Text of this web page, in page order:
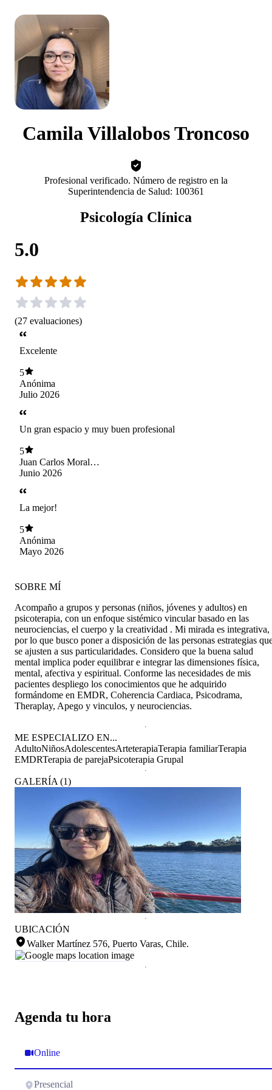
Camila Villalobos Troncoso
Profesional verificado. Número de registro en la
Superintendencia de Salud: 100361
Psicología Clínica
5.0
(27 evaluaciones)
Excelente
5
Anónima
Julio 2026
Un gran espacio y muy buen profesional
5
Juan Carlos Morales
Duran
Junio 2026
La mejor!
5
Anónima
Mayo 2026
Agenda tu hora
Online
Presencial
SOBRE MÍ
Acompaño a grupos y personas (niños, jóvenes y adultos) en
psicoterapia, con un enfoque sistémico vincular basado en las
neurociencias, el cuerpo y la creatividad . Mi mirada es integrativa,
por lo que busco poner a disposición de las personas estrategias
se ajusten a sus particularidades. Considero que la buena salud
mental implica poder equilibrar e integrar las dimensiones física,
mental, afectiva y espiritual. Conforme las necesidades de mis
pacientes despliego los conocimientos que he adquirido
formándome en EMDR, Coherencia Cardiaca, Psicodrama,
Theraplay, Apego y vinculos, y neurociencias.
ME ESPECIALIZO EN...
AdultoNiñosAdolescentesArteterapiaTerapia familiarTerapia
EMDRTerapia de parejaPsicoterapia Grupal
GALERÍA (1)
UBICACIÓN
Walker Martínez 576, Puerto Varas, Chile.